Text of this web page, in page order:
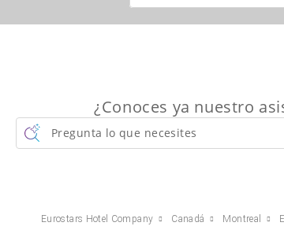
¿Conoces ya nuestro
Pregunta lo que necesites
Eurostars Hotel Company Canadá Montreal